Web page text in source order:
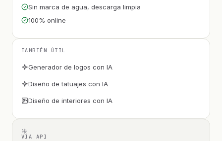
Sin marca de agua, descarga limpia
100% online
TAMBIÉN ÚTIL
Generador de logos con IA
Diseño de tatuajes con IA
Diseño de interiores con IA
VÍA API